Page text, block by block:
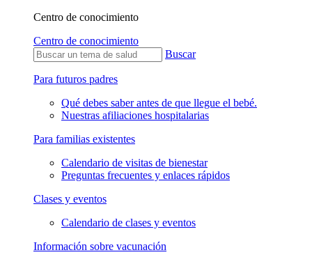
Centro de conocimiento
Centro de conocimiento
Buscar
Para futuros padres
Qué debes saber antes de que llegue el bebé.
Nuestras afiliaciones hospitalarias
Para familias existentes
Calendario de visitas de bienestar
Preguntas frecuentes y enlaces rápidos
Clases y eventos
Calendario de clases y eventos
Información sobre vacunación